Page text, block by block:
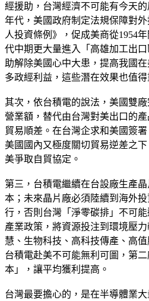
經援助，台灣經濟不可能有今天
年代，美國政府制定法規保障對
人投資條例》，促成美商從1954
代中期更大量進入「高雄加工出
助解除美國心中大患，提高我國
多政經利益，這些潛在效果也值得
其次，依台積電的說法，美國雙
營業額，替代由台灣對美出口的
貿易順差。在台灣企求和美國簽
美國國內又極度關切貿易逆差之
美爭取自貿協定。
第三，台積電繼續在台設廠生產
本；未來晶片廠必須陸續到海外
行，否則台灣「淨零碳排」不可
產業政策，將資源投注到環境壓
慧、生物科技、高科技傳產、高
台積電赴美不可能無利可圖，第
本」，讓平均獲利提高。
台灣最要擔心的，是在半導體業